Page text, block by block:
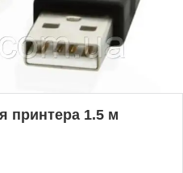
принтера 1.5 м